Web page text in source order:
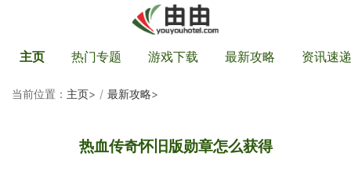
主页 热门专题 游戏下载 最新攻略 资讯速递
当前位置： 主页> 最新攻略>
热血传奇怀旧版勋章怎么获得